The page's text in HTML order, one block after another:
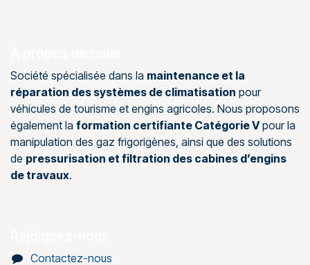
Société spécialisée dans la maintenance et la
réparation des systèmes de climatisation pour
véhicules de tourisme et engins agricoles. Nous proposons
également la formation certifiante Catégorie Vpour la
manipulation des gaz frigorigènes, ainsi que des solutions
de pressurisation et filtration des cabines d’engins
de travaux.
Contactez-nous